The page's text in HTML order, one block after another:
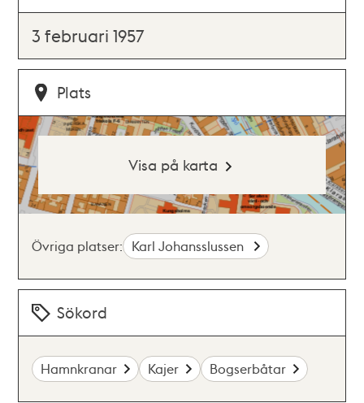
3 februari 1957
Plats
Visa på karta
Övriga platser: Karl Johansslussen
Sökord
Hamnkranar Kajer Bogserbåtar